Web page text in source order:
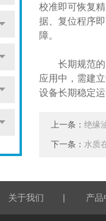
校准即可恢复
据、复位程序
障。
长期规范的日
应用中，需建立
设备长期稳定
上一条： 绝缘
下一条： 水质
关于我们 | 产品